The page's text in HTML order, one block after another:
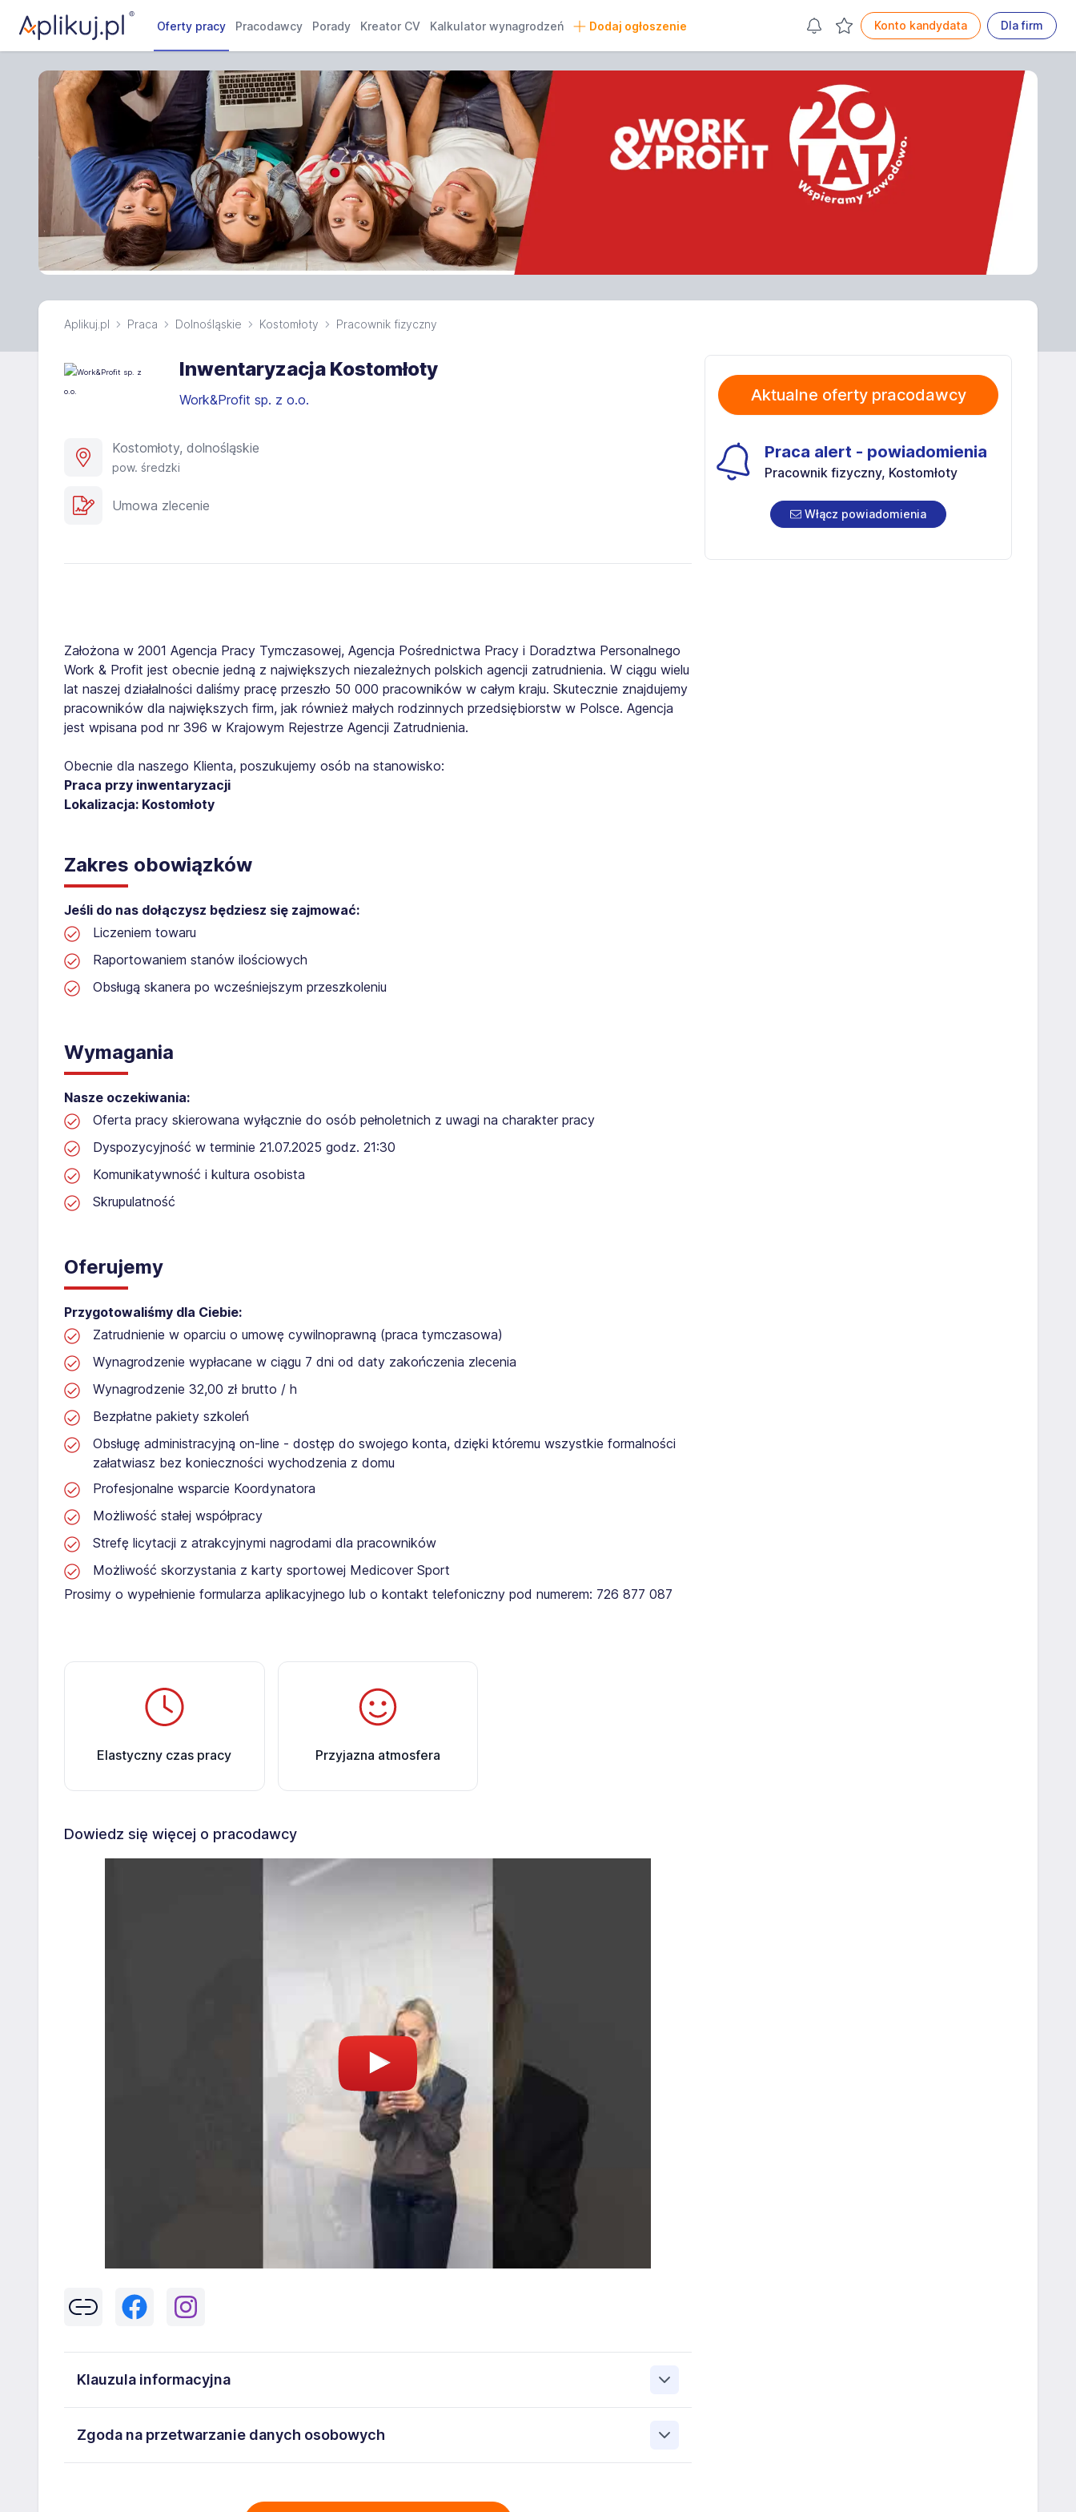
Oferty pracy Pracodawcy Porady Kreator CV Kalkulator wynagrodzeń Dodaj ogłoszenie Konto kandydata Dla firm
Aplikuj.pl Praca Dolnośląskie Kostomłoty Pracownik fizyczny
Inwentaryzacja Kostomłoty
Work&Profit sp. z o.o.
Kostomłoty, dolnośląskie
pow. średzki
Umowa zlecenie
Założona w 2001 Agencja Pracy Tymczasowej, Agencja Pośrednictwa Pracy i Doradztwa Personalnego
Work & Profit jest obecnie jedną z największych niezależnych polskich agencji zatrudnienia. W ciągu wielu
lat naszej działalności daliśmy pracę przeszło 50 000 pracowników w całym kraju. Skutecznie znajdujemy
pracowników dla największych firm, jak również małych rodzinnych przedsiębiorstw w Polsce. Agencja
jest wpisana pod nr 396 w Krajowym Rejestrze Agencji Zatrudnienia.
Obecnie dla naszego Klienta, poszukujemy osób na stanowisko:
Praca przy inwentaryzacji
Lokalizacja: Kostomłoty
Zakres obowiązków
Jeśli do nas dołączysz będziesz się zajmować:
Liczeniem towaru
Raportowaniem stanów ilościowych
Obsługą skanera po wcześniejszym przeszkoleniu
Wymagania
Nasze oczekiwania:
Oferta pracy skierowana wyłącznie do osób pełnoletnich z uwagi na charakter pracy
Dyspozycyjność w terminie 21.07.2025 godz. 21:30
Komunikatywność i kultura osobista
Skrupulatność
Oferujemy
Przygotowaliśmy dla Ciebie:
Zatrudnienie w oparciu o umowę cywilnoprawną (praca tymczasowa)
Wynagrodzenie wypłacane w ciągu 7 dni od daty zakończenia zlecenia
Wynagrodzenie 32,00 zł brutto / h
Bezpłatne pakiety szkoleń
Obsługę administracyjną on-line - dostęp do swojego konta, dzięki któremu wszystkie formalności
załatwiasz bez konieczności wychodzenia z domu
Profesjonalne wsparcie Koordynatora
Możliwość stałej współpracy
Strefę licytacji z atrakcyjnymi nagrodami dla pracowników
Możliwość skorzystania z karty sportowej Medicover Sport
Prosimy o wypełnienie formularza aplikacyjnego lub o kontakt telefoniczny pod numerem: 726 877 087​
Elastyczny czas pracy Przyjazna atmosfera
Dowiedz się więcej o pracodawcy
Klauzula informacyjna
43-300 Bielsko-Biała danych osobowych zawartych w zgłoszeniu rekrutacyjnym w celu prowadzenia rekrutacji
Zgoda na przetwarzanie danych osobowych
43-300 Bielsko-Biała ul. 11 Listopada 60-62 , NIP: 5471988634 zawartych w załączonych dokumentach
Aktualne oferty pracodawcy
Praca alert - powiadomienia
Pracownik fizyczny, Kostomłoty
Włącz powiadomienia